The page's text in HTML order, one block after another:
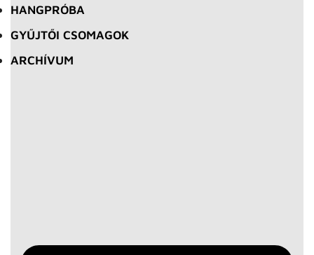
HANGPRÓBA
GYŰJTŐI CSOMAGOK
ARCHÍVUM